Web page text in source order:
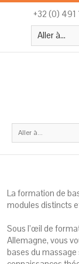
+32 (0) 491
Aller à...
Aller à...
La formation de
modules distincts
Sous l’œil de
Allemagne, vous
bases du massage